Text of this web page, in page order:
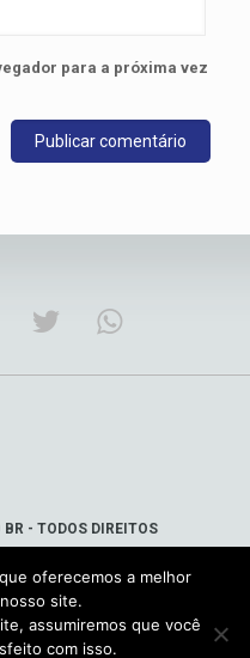
para a próxima vez
- TODOS DIREITOS
TEL.: (12) 99146-0336
oferecemos a melhor
site.
assumiremos que você
com isso.